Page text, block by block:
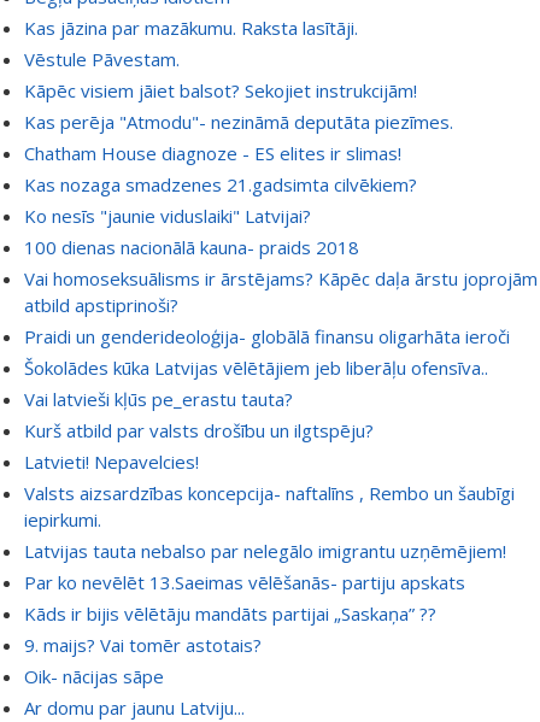
Kas jāzina par mazākumu. Raksta lasītāji.
Vēstule Pāvestam.
Kāpēc visiem jāiet balsot? Sekojiet instrukcijām!
Kas perēja "Atmodu"- nezināmā deputāta piezīmes.
Chatham House diagnoze - ES elites ir slimas!
Kas nozaga smadzenes 21.gadsimta cilvēkiem?
Ko nesīs "jaunie viduslaiki" Latvijai?
100 dienas nacionālā kauna- praids 2018
Vai homoseksuālisms ir ārstējams? Kāpēc daļa ārstu joprojām
atbild apstiprinoši?
Praidi un genderideoloģija- globālā finansu oligarhāta ieroči
Šokolādes kūka Latvijas vēlētājiem jeb liberāļu ofensīva..
Vai latvieši kļūs pe_erastu tauta?
Kurš atbild par valsts drošību un ilgtspēju?
Latvieti! Nepavelcies!
Valsts aizsardzības koncepcija- naftalīns , Rembo un šaubīgi
iepirkumi.
Latvijas tauta nebalso par nelegālo imigrantu uzņēmējiem!
Par ko nevēlēt 13.Saeimas vēlēšanās- partiju apskats
Kāds ir bijis vēlētāju mandāts partijai „Saskaņa” ??
9. maijs? Vai tomēr astotais?
Oik- nācijas sāpe
Ar domu par jaunu Latviju...